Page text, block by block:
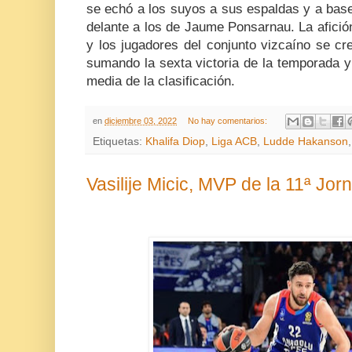
se echó a los suyos a sus espaldas y a
delante a los de Jaume Ponsarnau. La
y los jugadores del conjunto vizcaíno se
sumando la sexta victoria de la temporada
media de la clasificación.
en diciembre 03, 2022 No hay comentarios:
Etiquetas: Khalifa Diop, Liga ACB, Ludde Hakanson
Vasilije Micic, MVP de la 11ª